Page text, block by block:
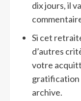
dix jours, il
Si cet
d’autres
votre
gratification
archive.